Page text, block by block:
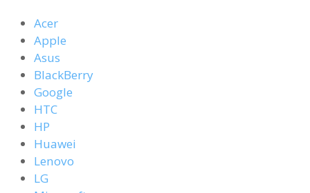
Acer
Apple
Asus
BlackBerry
Google
HTC
HP
Huawei
Lenovo
LG